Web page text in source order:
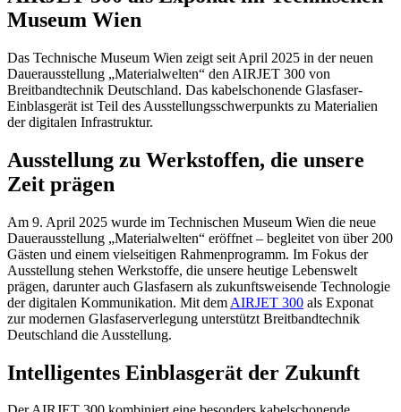
Museum Wien
Das Technische Museum Wien zeigt seit April 2025 in der neuen
Dauerausstellung „Materialwelten“ den AIRJET 300 von
Breitbandtechnik Deutschland. Das kabelschonende Glasfaser-
Einblasgerät ist Teil des Ausstellungsschwerpunkts zu Materialien
der digitalen Infrastruktur.
Ausstellung zu Werkstoffen, die unsere
Zeit prägen
Am 9. April 2025 wurde im Technischen Museum Wien die neue
Dauerausstellung „Materialwelten“ eröffnet – begleitet von über 200
Gästen und einem vielseitigen Rahmenprogramm. Im Fokus der
Ausstellung stehen Werkstoffe, die unsere heutige Lebenswelt
prägen, darunter auch Glasfasern als zukunftsweisende Technologie
der digitalen Kommunikation. Mit dem AIRJET 300 als Exponat
zur modernen Glasfaserverlegung unterstützt Breitbandtechnik
Deutschland die Ausstellung.
Intelligentes Einblasgerät der Zukunft